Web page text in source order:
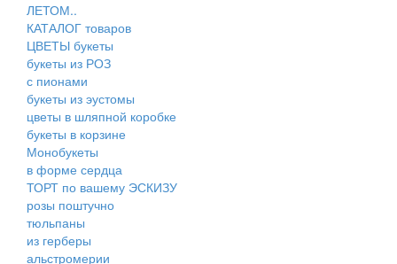
ЛЕТОМ..
КАТАЛОГ товаров
ЦВЕТЫ букеты
букеты из РОЗ
с пионами
букеты из эустомы
цветы в шляпной коробке
букеты в корзине
Монобукеты
в форме сердца
ТОРТ по вашему ЭСКИЗУ
розы поштучно
тюльпаны
из герберы
альстромерии